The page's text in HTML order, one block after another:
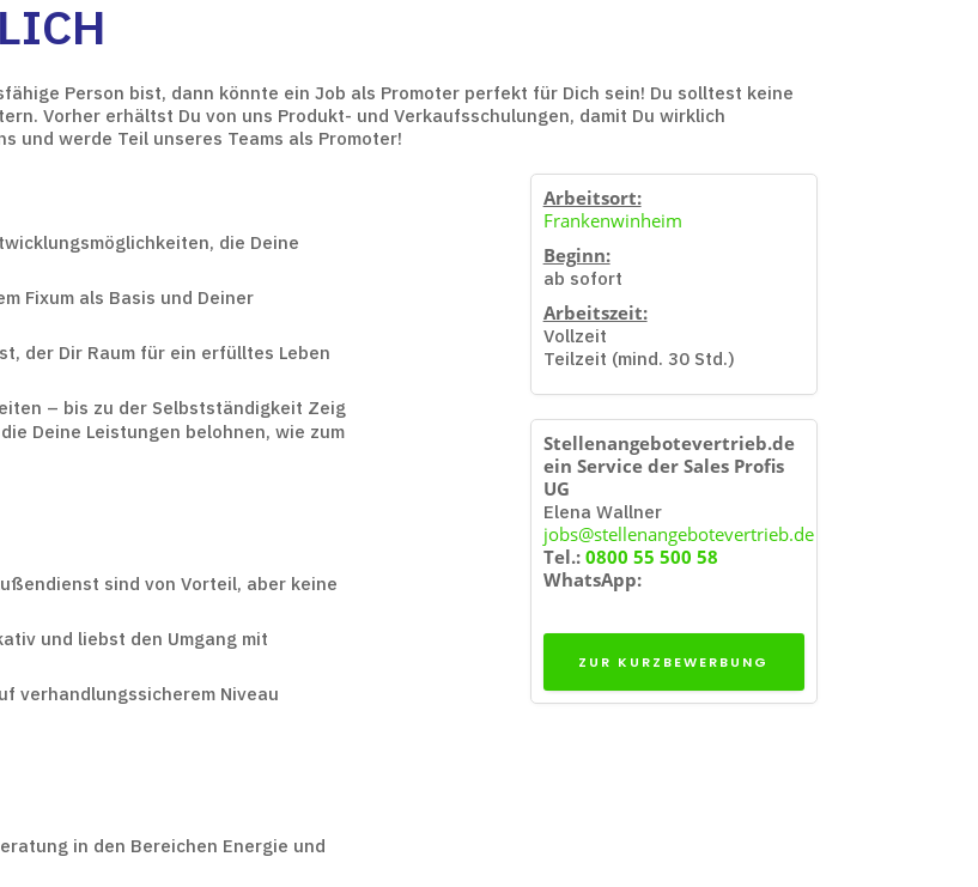
Person bist, dann könnte ein Job als Promoter perfekt für Dich sein! Du solltest keine
Vorher erhältst Du von uns Produkt- und Verkaufsschulungen, damit Du wirklich
und werde Teil unseres Teams als Promoter!
die Deine
Fixum als Basis und Deiner
der Dir Raum für ein erfülltes Leben
– bis zu der Selbstständigkeit Zeig
Deine Leistungen belohnen, wie zum
sind von Vorteil, aber keine
und liebst den Umgang mit
verhandlungssicherem Niveau
in den Bereichen Energie und
Arbeitsort:
Frankenwinheim
Beginn:
ab sofort
Arbeitszeit:
Vollzeit
Teilzeit (mind. 30 Std.)
Stellenangebotevertrieb.de
ein Service der Sales Profis
UG
Elena Wallner
jobs@stellenangebotevertrieb.de
Tel.: 0800 55 500 58
WhatsApp:
ZUR KURZBEWERBUNG